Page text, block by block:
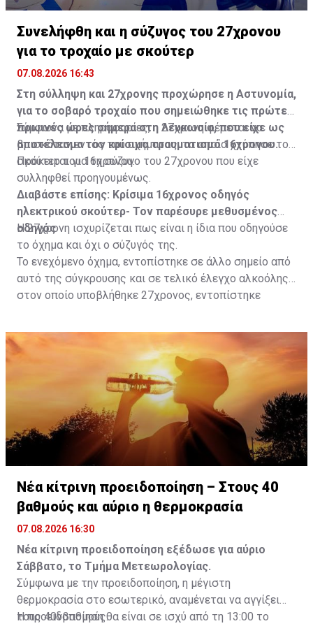
Συνελήφθη και η σύζυγος του 27χρονου
για το τροχαίο με σκούτερ
07.08.2026 16:43
Στη σύλληψη και 27χρονης προχώρησε η Αστυνομία,
για το σοβαρό τροχαίο που σημειώθηκε τις πρώτες
πρωινές ώρες σήμερα στη Λευκωσία, που είχε ως
αποτέλεσμα τον κρίσιμο τραυματισμό 16χρονου.
Σύμφωνα με πληροφορίες, η 27χρονη φέρεται να
βρισκόταν εντός του οχήματος, το οποίο χτύπησε το
σκούτερ του 16χρονου.
Πρόκειται για τη σύζυγο του 27χρονου που είχε
συλληφθεί προηγουμένως.
Διαβάστε επίσης: Κρίσιμα 16χρονος οδηγός
ηλεκτρικού σκούτερ- Τον παρέσυρε μεθυσμένος
οδηγός
Η 27χρονη ισχυρίζεται πως είναι η ίδια που οδηγούσε
το όχημα και όχι ο σύζυγός της.
Το ενεχόμενο όχημα, εντοπίστηκε σε άλλο σημείο από
αυτό της σύγκρουσης και σε τελικό έλεγχο αλκοόλης
στον οποίο υποβλήθηκε 27χρονος, εντοπίστηκε
είναι το ανώτατο από τον Νόμο όριο και συνελήφθη
για αυτόφωρο αδίκημα.
Νέα κίτρινη προειδοποίηση – Στους 40
βαθμούς και αύριο η θερμοκρασία
07.08.2026 16:30
Νέα κίτρινη προειδοποίηση εξέδωσε για αύριο
Σάββατο, το Τμήμα Μετεωρολογίας.
Σύμφωνα με την προειδοποίηση, η μέγιστη
θερμοκρασία στο εσωτερικό, αναμένεται να αγγίξει
τους 40νβαθμούς.
Η προειδοποίηση θα είναι σε ισχύ από τη 13:00 το